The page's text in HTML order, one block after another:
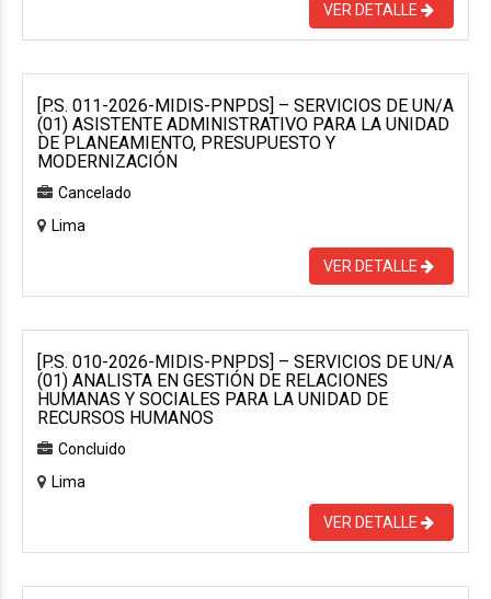
VER DETALLE
[P.S. 011-2026-MIDIS-PNPDS] – SERVICIOS DE UN/A
(01) ASISTENTE ADMINISTRATIVO PARA LA UNIDAD
DE PLANEAMIENTO, PRESUPUESTO Y
MODERNIZACIÓN
Cancelado
Lima
VER DETALLE
[P.S. 010-2026-MIDIS-PNPDS] – SERVICIOS DE UN/A
(01) ANALISTA EN GESTIÓN DE RELACIONES
HUMANAS Y SOCIALES PARA LA UNIDAD DE
RECURSOS HUMANOS
Concluido
Lima
VER DETALLE